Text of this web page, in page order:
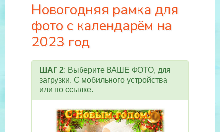
Новогодняя рамка для
фото с календарём на
2023 год
ШАГ 2: Выберите ВАШЕ ФОТО, для
загрузки. С мобильного устройства
или по ссылке.